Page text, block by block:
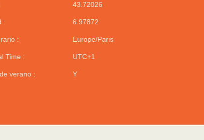
43.72026
: 6.97872
: Europe/Paris
Time : UTC+1
verano : Y